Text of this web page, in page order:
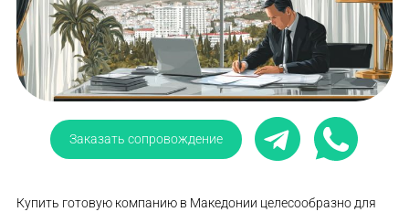
Заказать сопровождение
Купить готовую компанию в Македонии целесообразно для